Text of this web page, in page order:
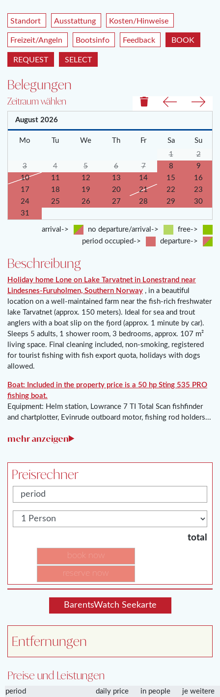
Standort Ausstattung Kosten/Hinweise
Freizeit/Angeln Bootsinfo Feedback BOOK
REQUEST SELECT
Belegungen
Zeitraum wählen
August 2026
Mo Tu We Th Fr Sa
Su
1
2
3
4 5 6 7 8
9
10
11 12 13 14 15
16
17
18 19 20 21 22
23
24
25 26 27 28 29
30
31
free->
no departure/arrival->
arrival->
departure->
period occupied->
Beschreibung
Holiday home Lone on Lake Tarvatnet in Lonestrand near
Lindesnes-Furuholmen, Southern Norway , in a beautiful
location on a well-maintained farm near the fish-rich freshwater
lake Tarvatnet (approx. 150 meters). Ideal for sea and trout
anglers with a boat slip on the fjord (approx. 1 minute by car).
Sleeps 5 adults, 1 shower room, 3 bedrooms, approx. 107 m²
living space. Final cleaning included, non-smoking, registered
for tourist fishing with fish export quota, holidays with dogs
allowed.
Boat: Included in the property price is a 50 hp Sting 535 PRO
fishing boat.
Equipment: Helm station, Lowrance 7 TI Total Scan fishfinder
and chartplotter, Evinrude outboard motor, fishing rod holders...
Preisrechner
total
book now
reserve now
BarentsWatch Seekarte
Entfernungen
Preise und Leistungen
period daily price in people je weitere